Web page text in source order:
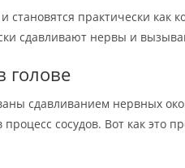
практически как
сдавливают нервы и
голове
сдавливанием нервных
сосудов. Вот как это